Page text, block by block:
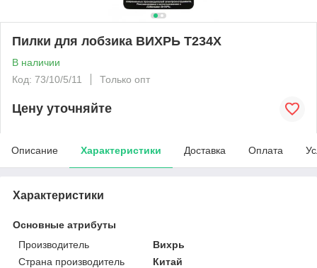
Пилки для лобзика ВИХРЬ Т234Х
В наличии
Код: 73/10/5/11
Только опт
Цену уточняйте
Описание Характеристики Доставка Оплата
Характеристики
Основные атрибуты
Производитель
Вихрь
Страна производитель
Китай